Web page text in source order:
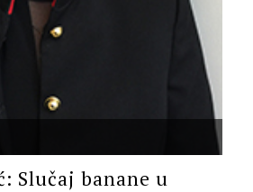
Slučaj banane u